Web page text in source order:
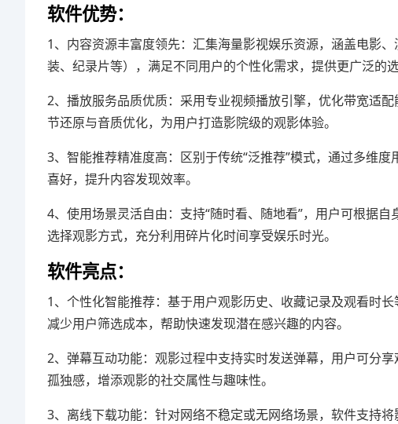
软件优势：
1、内容资源丰富度领先：汇集海量影视娱乐资源，涵盖电影
装、纪录片等），满足不同用户的个性化需求，提供更广泛的选
2、播放服务品质优质：采用专业视频播放引擎，优化带宽适
节还原与音质优化，为用户打造影院级的观影体验。
3、智能推荐精准度高：区别于传统“泛推荐”模式，通过多维
喜好，提升内容发现效率。
4、使用场景灵活自由：支持“随时看、随地看”，用户可根据
选择观影方式，充分利用碎片化时间享受娱乐时光。
软件亮点：
1、个性化智能推荐：基于用户观影历史、收藏记录及观看时
减少用户筛选成本，帮助快速发现潜在感兴趣的内容。
2、弹幕互动功能：观影过程中支持实时发送弹幕，用户可分
孤独感，增添观影的社交属性与趣味性。
3、离线下载功能：针对网络不稳定或无网络场景，软件支持